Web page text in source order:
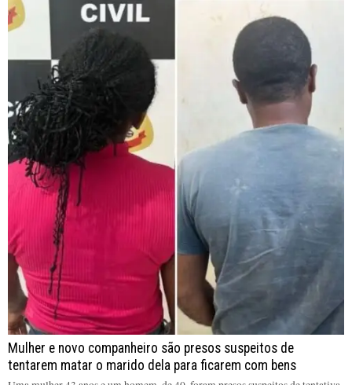
Mulher e novo companheiro são presos suspeitos de
tentarem matar o marido dela para ficarem com bens